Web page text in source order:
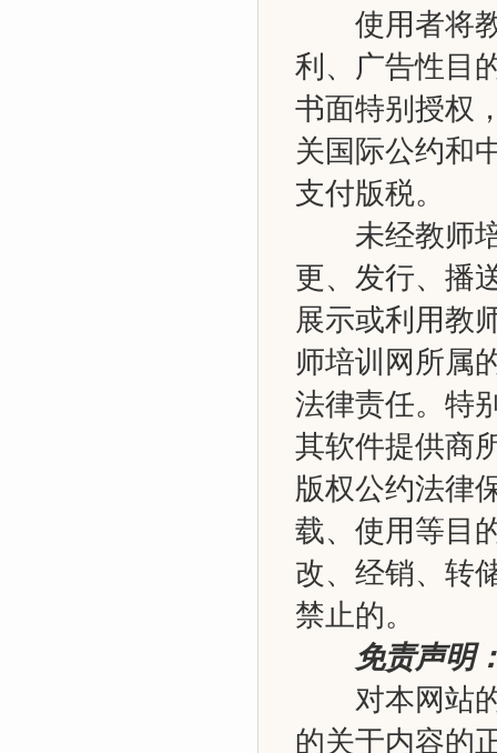
使用者将教
利、广告性目
书面特别授权
关国际公约和
支付版税。
未经教师培
更、发行、播
展示或利用教
师培训网所属
法律责任。特
其软件提供商
版权公约法律
载、使用等目
改、经销、转
禁止的。
免责声明
对本网站的
的关于内容的